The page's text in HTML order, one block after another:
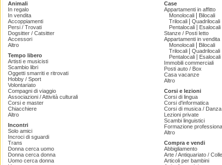
Animali
In regalo
In vendita
Accoppiamenti
Persi / Trovati
Dogsitter / Catsitter
Accessori
Altro
Tempo libero
Artisti e musicisti
Scambio libri
Oggetti smarriti e ritrovati
Hobby / Sport
Volontariato
Compagni di viaggio
Associazioni / Attività culturali
Corsi e master
Chiacchiere
Altro
Incontri
Solo amici
Incroci di sguardi
Trans
Donna cerca uomo
Donna cerca donna
Uomo cerca donna
Case
Appartamenti in affitto
Monolocali
Bilocali
Trilocali
Quadrilocali
Pentalocali
Esalocali
Stanze / Posti letto
Appartamenti in vendita
Monolocali
Bilocali
Trilocali
Quadrilocali
Pentalocali
Esalocali
Immobili commerciali
Posti auto / Box
Casa vacanze
Altro
Corsi e lezioni
Corsi di lingua
Corsi d'informatica
Corsi di musica /
Lezioni private
Scambi linguistici
Formazione
Altro
Compra e vendi
Abbigliamento
Arte / Antiquariato /
Articoli per bambini